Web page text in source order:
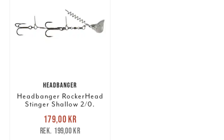
HEADBANGER
Headbanger RockerHead
Stinger Shallow 2/0.
Nuvarande pris
179,00 krTidigare pris
199,00 kr
179,00 kr
199,00 kr